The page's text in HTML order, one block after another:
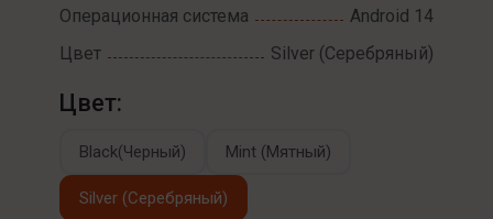
Операционная система
Android 14
Цвет
Silver (Серебряный)
Цвет:
Black(Черный) Mint (Мятный)
Silver (Серебряный)